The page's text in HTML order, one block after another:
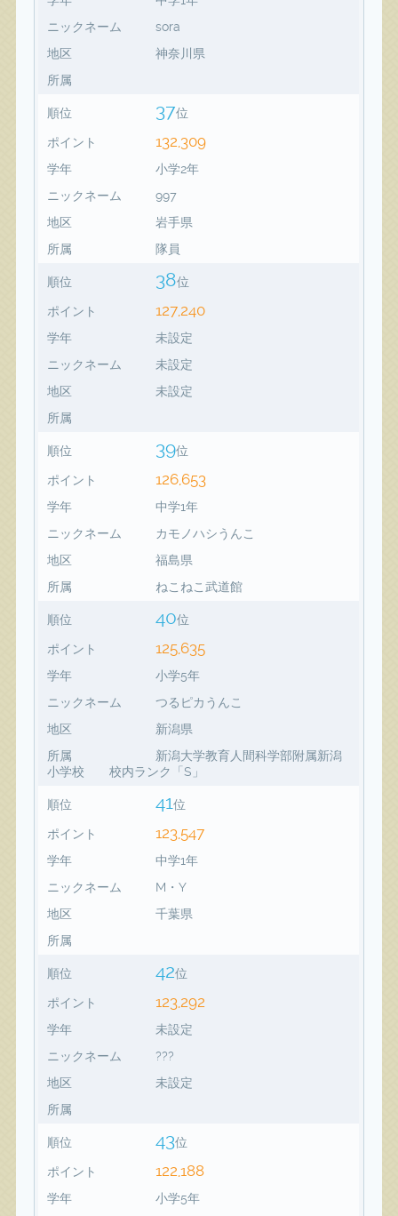
ニックネーム
sora
地区
神奈川県
所属
順位 37位
ポイント 132,309
学年
小学2年
ニックネーム
997
地区
岩手県
所属
隊員
順位 38位
ポイント 127,240
学年
未設定
ニックネーム
未設定
地区
未設定
所属
順位 39位
ポイント 126,653
学年
中学1年
ニックネーム
カモノハシうんこ
地区
福島県
所属
ねこねこ武道館
順位 40位
ポイント 125,635
学年
小学5年
ニックネーム
つるピカうんこ
地区
新潟県
所属
新潟大学教育人間科学部附属新潟
小学校 校内ランク「S」
順位 41位
ポイント 123,547
学年
中学1年
ニックネーム
M・Y
地区
千葉県
所属
順位 42位
ポイント 123,292
学年
未設定
ニックネーム
???
地区
未設定
所属
順位 43位
ポイント 122,188
学年
小学5年